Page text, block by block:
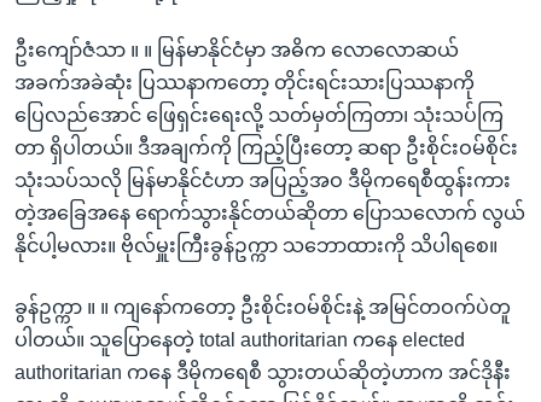
ဦးကျော်ဇံသာ ။ ။ မြန်မာနိုင်ငံမှာ အဓိက လောလောဆယ်
အခက်အခဲဆုံး ပြဿနာကတော့ တိုင်းရင်းသားပြဿနာကို
ပြေလည်အောင် ဖြေရှင်းရေးလို့ သတ်မှတ်ကြတာ၊ သုံးသပ်ကြ
တာ ရှိပါတယ်။ ဒီအချက်ကို ကြည့်ပြီးတော့ ဆရာ ဦးစိုင်းဝမ်စိုင်း
သုံးသပ်သလို မြန်မာနိုင်ငံဟာ အပြည့်အဝ ဒီမိုကရေစီထွန်းကား
တဲ့အခြေအနေ ရောက်သွားနိုင်တယ်ဆိုတာ ပြောသလောက် လွယ်
နိုင်ပါ့မလား။ ဗိုလ်မှူးကြီးခွန်ဥက္ကာ သဘောထားကို သိပါရစေ။
ခွန်ဥက္ကာ ။ ။ ကျနော်ကတော့ ဦးစိုင်းဝမ်စိုင်းနဲ့ အမြင်တဝက်ပဲတူ
ပါတယ်။ သူပြောနေတဲ့ total authoritarian ကနေ elected
authoritarian ကနေ ဒီမိုကရေစီ သွားတယ်ဆိုတဲ့ဟာက အင်ဒိုနီး